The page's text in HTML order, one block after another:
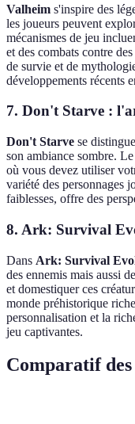
Valheim s'inspire des
les joueurs peuvent
mécanismes de jeu
et des combats contre
de survie et de
développements récents
7. Don't Starve :
Don't Starve se
son ambiance sombre.
où vous devez utiliser
variété des personnages
faiblesses, offre des
8. Ark: Survival
Dans Ark: Survival
des ennemis mais aussi
et domestiquer ces
monde préhistorique
personnalisation et la
jeu captivantes.
Comparatif